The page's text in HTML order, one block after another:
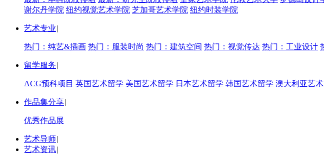
谢尔丹学院 纽约视觉艺术学院 芝加哥艺术学院 纽约时装学院
艺术专业|
热门：纯艺&插画 热门：服装时尚 热门：建筑空间 热门：视觉传达 热门：工业设计
留学服务|
ACG预科项目 英国艺术留学 美国艺术留学 日本艺术留学 韩国艺术留学 澳大利亚艺
作品集分享|
优秀作品展
艺术导师|
艺术资讯|